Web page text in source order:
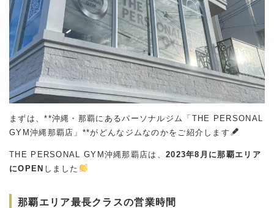
まずは、**沖縄・那覇にあるパーソナルジム「THE PERSONAL
GYM沖縄那覇店」**がどんなジムなのかをご紹介します
THE PERSONAL GYM沖縄那覇店は、 2023年8月に那覇エリア
にOPEN しました
那覇エリア最長クラスの営業時間